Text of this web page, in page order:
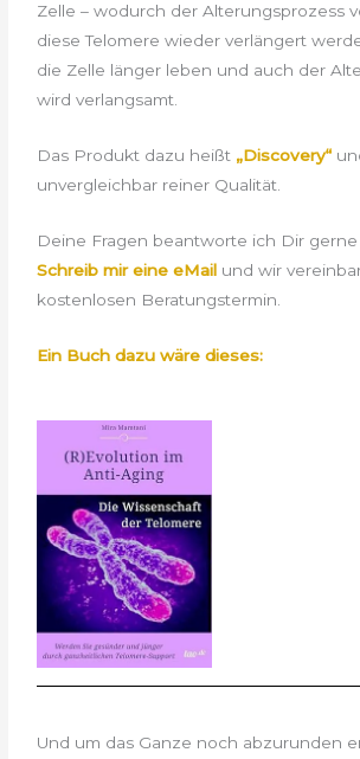
Zelle – wodurch der Alterungsprozess
diese Telomere wieder verlängert
die Zelle länger leben und auch der
wird verlangsamt.
Das Produkt dazu heißt „Discovery“
unvergleichbar reiner Qualität.
Deine Fragen beantworte ich Dir
Schreib mir eine eMail und wir
kostenlosen Beratungstermin.
Ein Buch dazu wäre dieses:
Und um das Ganze noch abzurunden